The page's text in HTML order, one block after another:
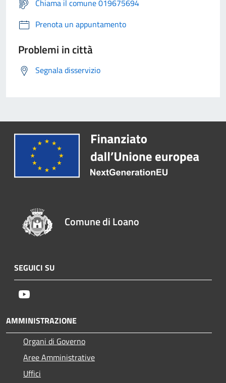
Chiama il comune 019675694
Prenota un appuntamento
Problemi in città
Segnala disservizio
Comune di Loano
SEGUICI SU
AMMINISTRAZIONE
Organi di Governo
Aree Amministrative
Uffici